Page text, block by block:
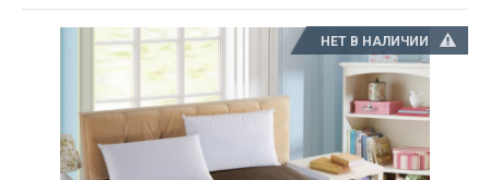
НЕТ В НАЛИЧИИ